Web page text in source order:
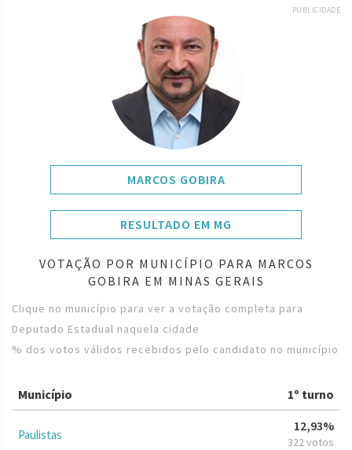
PUBLICIDADE
MARCOS GOBIRA
RESULTADO EM MG
VOTAÇÃO POR MUNICÍPIO PARA MARCOS
GOBIRA EM MINAS GERAIS
Clique no município para ver a votação completa para
Deputado Estadual naquela cidade
% dos votos válidos recebidos pelo candidato no município
Município 1º turno
Paulistas
12,93%
322 votos